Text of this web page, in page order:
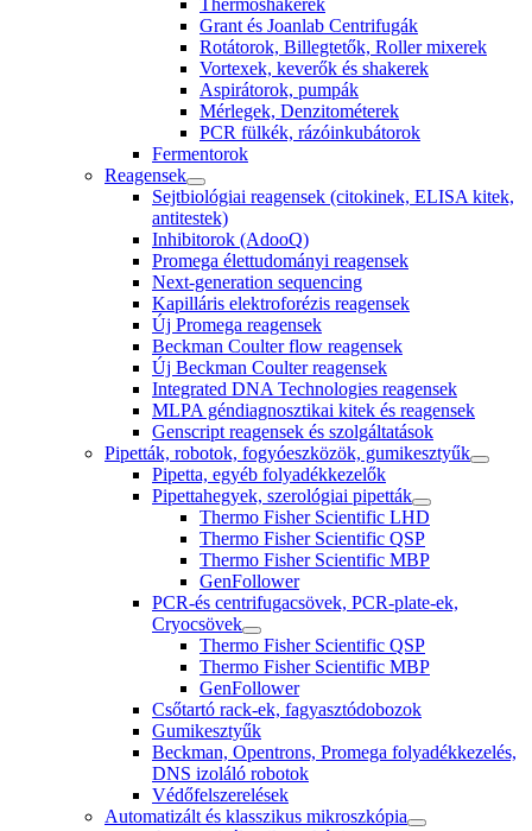
Grant és Joanlab Centrifugák
Rotátorok, Billegtetők, Roller mixerek
Vortexek, keverők és shakerek
Aspirátorok, pumpák
Mérlegek, Denzitométerek
PCR fülkék, rázóinkubátorok
Fermentorok
Reagensek
Sejtbiológiai reagensek (citokinek, ELISA kitek,
antitestek)
Inhibitorok (AdooQ)
Promega élettudományi reagensek
Next-generation sequencing
Kapilláris elektroforézis reagensek
Új Promega reagensek
Beckman Coulter flow reagensek
Új Beckman Coulter reagensek
Integrated DNA Technologies reagensek
MLPA géndiagnosztikai kitek és reagensek
Genscript reagensek és szolgáltatások
Pipetták, robotok, fogyóeszközök, gumikesztyűk
Pipetta, egyéb folyadékkezelők
Pipettahegyek, szerológiai pipetták
Thermo Fisher Scientific LHD
Thermo Fisher Scientific QSP
Thermo Fisher Scientific MBP
GenFollower
PCR-és centrifugacsövek, PCR-plate-ek,
Cryocsövek
Thermo Fisher Scientific QSP
Thermo Fisher Scientific MBP
GenFollower
Csőtartó rack-ek, fagyasztódobozok
Gumikesztyűk
Beckman, Opentrons, Promega folyadékkezelés,
DNS izoláló robotok
Védőfelszerelések
Automatizált és klasszikus mikroszkópia